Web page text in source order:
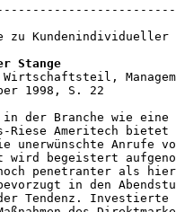
zu Kundenindividueller
Stange
Wirtschaftsteil,
1998, S. 22
der Branche wie eine
Riese Ameritech
unerwünschte Anrufe
begeistert
penetranter als
in den
Tendenz. Investierte